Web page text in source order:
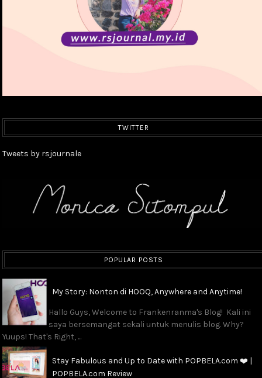
TWITTER
Tweets by rsjournale
POPULAR POSTS
My Story: Nonton di HOOQ, Anywhere and Anytime!
Hallo Guys, Welcome to Frankenranma's Blog! Kali ini
saya bersemangat sekali untuk menulis blog. Why?
Yuups! That's Right, ...
Stay Fabulous and Up to Date with POPBELA.com ❤️ |
POPBELA.com Review